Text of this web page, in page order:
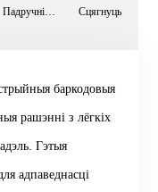
Падручнік відэа Сцягнуць
баркодовыя
рашэнні з лёгкіх
Гэтыя
адпаведнасці